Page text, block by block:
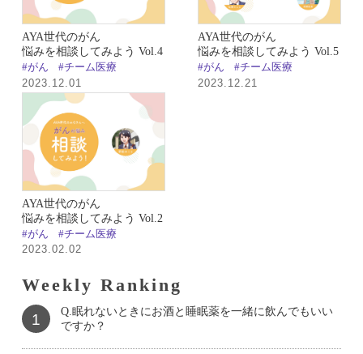
AYA世代のがん
悩みを相談してみよう Vol.4
#がん #チーム医療
2023.12.01
AYA世代のがん
悩みを相談してみよう Vol.5
#がん #チーム医療
2023.12.21
AYA世代のがん
悩みを相談してみよう Vol.2
#がん #チーム医療
2023.02.02
Weekly Ranking
1
Q.眠れないときにお酒と睡眠薬を一緒に飲んでもいい
ですか？